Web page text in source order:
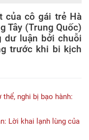
của cô gái trẻ Hà
Tây (Trung Quốc)
dư luận bởi chuỗi
trước khi bi kịch
nghi bị bạo hành:
Lời khai lạnh lùng của